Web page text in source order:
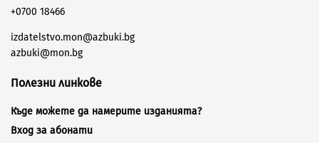
+0700 18466
izdatelstvo.mon@azbuki.bg
azbuki@mon.bg
Полезни линкове
Къде можете да намерите изданията?
Вход за абонати